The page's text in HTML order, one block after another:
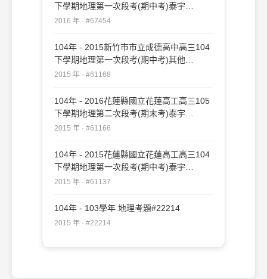
下學期地理第一次段考(期中考)泰宇
#67454
2016 年 · #67454
104年 - 2015新竹市市立成德高中高三104
下學期地理第一次段考(期中考)其他
#61168
2015 年 · #61168
104年 - 2016花蓮縣國立花蓮高工高三105
下學期地理第二次段考(期末考)泰宇
#61166
2015 年 · #61166
104年 - 2015花蓮縣國立花蓮高工高三104
下學期地理第一次段考(期中考)泰宇
#61137
2015 年 · #61137
104年 - 103學年 地理考題#22214
2015 年 · #22214